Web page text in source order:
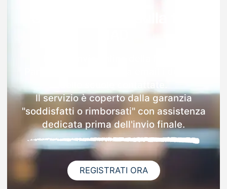
Il servizio è coperto dalla garanzia
"soddisfatti o rimborsati" con assistenza
dedicata prima dell'invio finale.
REGISTRATI ORA